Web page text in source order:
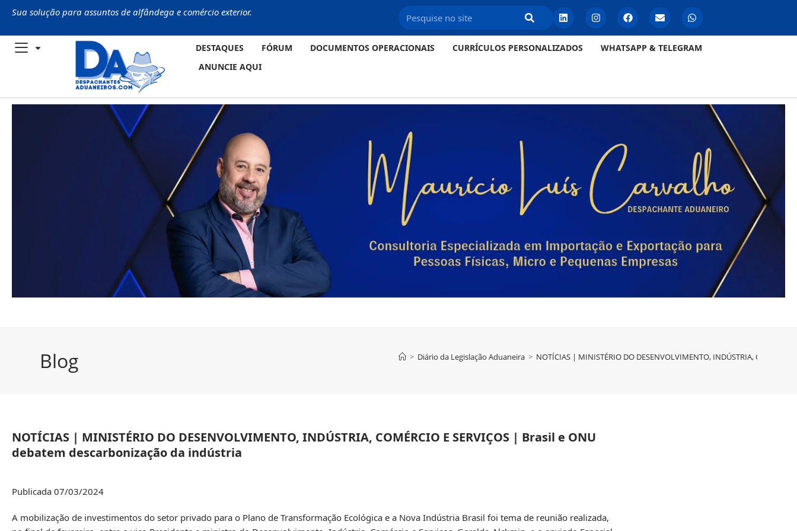
Sua solução para assuntos de alfândega e comércio exterior.
DESTAQUES FÓRUM DOCUMENTOS OPERACIONAIS CURRÍCULOS PERSONALIZADOS
WHATSAPP & TELEGRAM
ANUNCIE AQUI
Blog > Diário da Legislação Aduaneira > NOTÍCIAS | MINISTÉRIO DO DESENVOLVIMENTO, INDÚSTRIA,
NOTÍCIAS | MINISTÉRIO DO DESENVOLVIMENTO, INDÚSTRIA, COMÉRCIO E SERVIÇOS | Brasil e ONU
debatem descarbonização da indústria
Publicada 07/03/2024
A mobilização de investimentos do setor privado para o Plano de Transformação Ecológica e a Nova Indústria Brasil foi tema de reunião realizada,